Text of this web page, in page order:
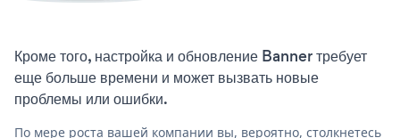
Кроме того, настройка и обновление Banner требует
еще больше времени и может вызвать новые
проблемы или ошибки.
По мере роста вашей компании вы, вероятно, столкнетесь